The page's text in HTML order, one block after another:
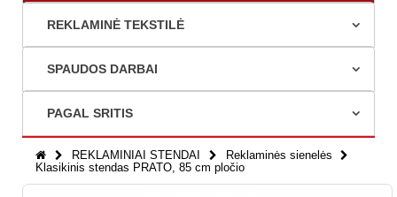
REKLAMINĖ TEKSTILĖ
SPAUDOS DARBAI
PAGAL SRITIS
REKLAMINIAI STENDAI
Reklaminės sienelės
Klasikinis stendas PRATO, 85 cm pločio